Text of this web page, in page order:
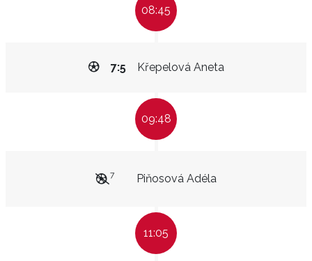
08:45
Křepelová Aneta
7:5
09:48
Piňosová Adéla
7
11:05